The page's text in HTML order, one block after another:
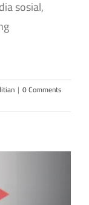
sosial,
| 0 Comments